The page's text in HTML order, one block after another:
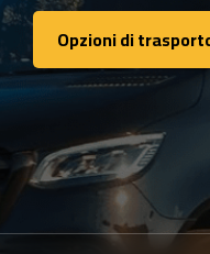
Opzioni di
Opzioni di